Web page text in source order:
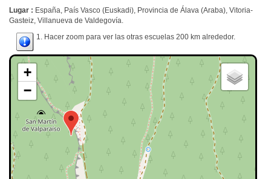
Lugar : España, País Vasco (Euskadi), Provincia de Álava (Araba), Vitoria-
Gasteiz, Villanueva de Valdegovía.
1. Hacer zoom para ver las otras escuelas 200 km alrededor.
+
−